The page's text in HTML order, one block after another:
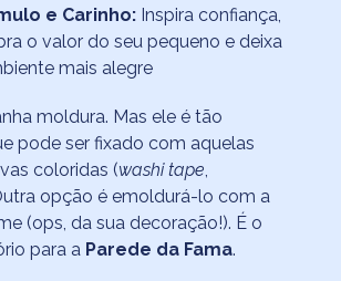
e Carinho:Inspira confiança,
o valor do seu pequeno e deixa
mais alegre
moldura. Mas ele é tão
pode ser fixado com aquelas
coloridas (washi tape
opção é emoldurá-lo com a
(ops, da sua decoração!). É o
para a Parede da Fama.